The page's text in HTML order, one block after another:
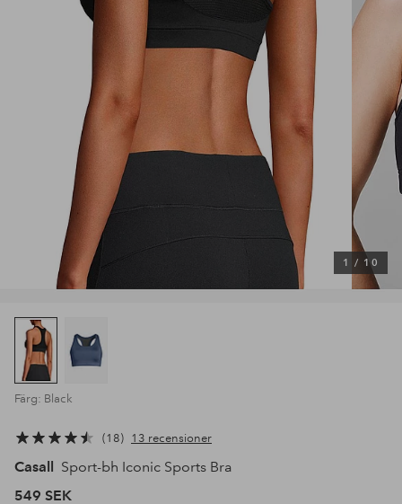
1 / 10
Färg: Black
18 13 recensioner
Casall
Sport-bh Iconic Sports Bra
549 SEK